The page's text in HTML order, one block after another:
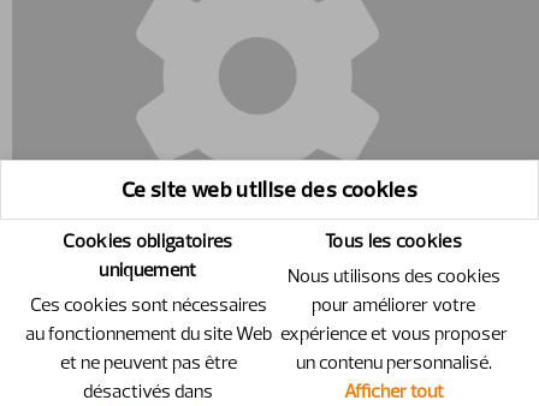
Ce site web utilise des cookies
Cookies obligatoires
uniquement
Ces cookies sont nécessaires
au fonctionnement du site Web
et ne peuvent pas être
désactivés dans
Tous les cookies
Nous utilisons des cookies
pour améliorer votre
expérience et vous proposer
un contenu personnalisé.
Afficher tout